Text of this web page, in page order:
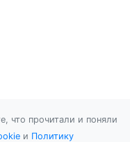
что прочитали и поняли
и Политику